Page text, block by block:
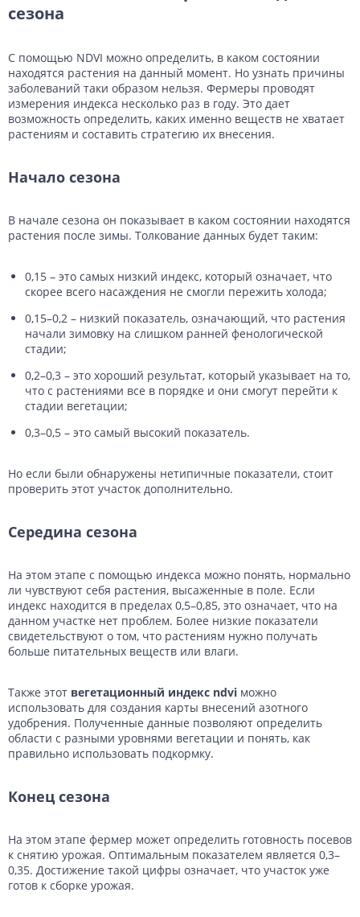
сезона
С помощью NDVI можно определить, в каком состоянии
находятся растения на данный момент. Но узнать причины
заболеваний таки образом нельзя. Фермеры проводят
измерения индекса несколько раз в году. Это дает
возможность определить, каких именно веществ не хватает
растениям и составить стратегию их внесения.
Начало сезона
В начале сезона он показывает в каком состоянии находятся
растения после зимы. Толкование данных будет таким:
0,15 – это самых низкий индекс, который означает, что
скорее всего насаждения не смогли пережить холода;
0,15–0,2 – низкий показатель, означающий, что растения
начали зимовку на слишком ранней фенологической
стадии;
0,2–0,3 – это хороший результат, который указывает на то,
что с растениями все в порядке и они смогут перейти к
стадии вегетации;
0,3–0,5 – это самый высокий показатель.
Но если были обнаружены нетипичные показатели, стоит
проверить этот участок дополнительно.
Середина сезона
На этом этапе с помощью индекса можно понять, нормально
ли чувствуют себя растения, высаженные в поле. Если
индекс находится в пределах 0,5–0,85, это означает, что на
данном участке нет проблем. Более низкие показатели
свидетельствуют о том, что растениям нужно получать
больше питательных веществ или влаги.
Также этот вегетационный индекс ndvi можно
использовать для создания карты внесений азотного
удобрения. Полученные данные позволяют определить
области с разными уровнями вегетации и понять, как
правильно использовать подкормку.
Конец сезона
На этом этапе фермер может определить готовность посевов
к снятию урожая. Оптимальным показателем является 0,3–
0,35. Достижение такой цифры означает, что участок уже
готов к сборке урожая.